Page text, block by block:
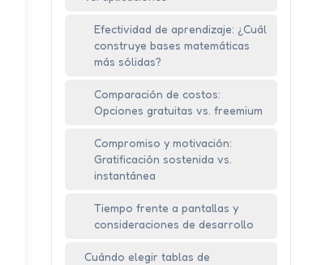
Efectividad de aprendizaje: ¿Cuál
construye bases matemáticas
más sólidas?
Comparación de costos:
Opciones gratuitas vs. freemium
Compromiso y motivación:
Gratificación sostenida vs.
instantánea
Tiempo frente a pantallas y
consideraciones de desarrollo
Cuándo elegir tablas de